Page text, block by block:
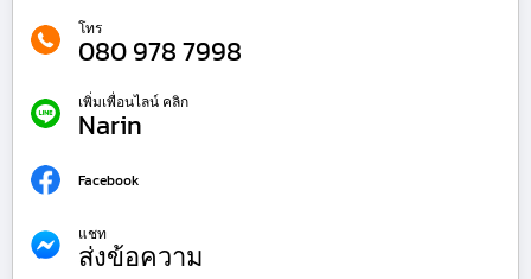
โทร
080 978 7998
เพิ่มเพื่อนไลน์ คลิก
Narin
Facebook
แชท
ส่งข้อความ